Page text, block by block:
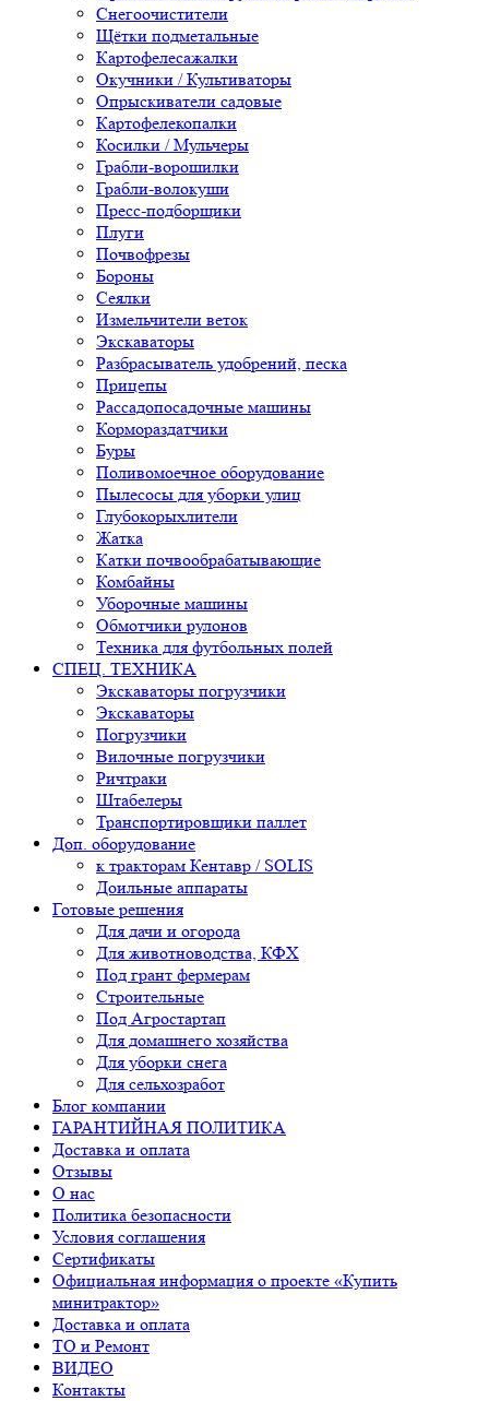
Снегоочистители
Щётки подметальные
Картофелесажалки
Окучники / Культиваторы
Опрыскиватели садовые
Картофелекопалки
Косилки / Мульчеры
Грабли-ворошилки
Грабли-волокуши
Пресс-подборщики
Плуги
Почвофрезы
Бороны
Сеялки
Измельчители веток
Экскаваторы
Разбрасыватель удобрений, песка
Прицепы
Рассадопосадочные машины
Кормораздатчики
Буры
Поливомоечное оборудование
Пылесосы для уборки улиц
Глубокорыхлители
Жатка
Катки почвообрабатывающие
Комбайны
Уборочные машины
Обмотчики рулонов
Техника для футбольных полей
СПЕЦ. ТЕХНИКА
Экскаваторы погрузчики
Экскаваторы
Погрузчики
Вилочные погрузчики
Ричтраки
Штабелеры
Транспортировщики паллет
Доп. оборудование
к тракторам Кентавр / SOLIS
Доильные аппараты
Готовые решения
Для дачи и огорода
Для животноводства, КФХ
Под грант фермерам
Строительные
Под Агростартап
Для домашнего хозяйства
Для уборки снега
Для сельхозработ
Блог компании
ГАРАНТИЙНАЯ ПОЛИТИКА
Доставка и оплата
Отзывы
О нас
Политика безопасности
Условия соглашения
Сертификаты
Официальная информация о проекте «Купить
минитрактор»
Доставка и оплата
ТО и Ремонт
ВИДЕО
Контакты